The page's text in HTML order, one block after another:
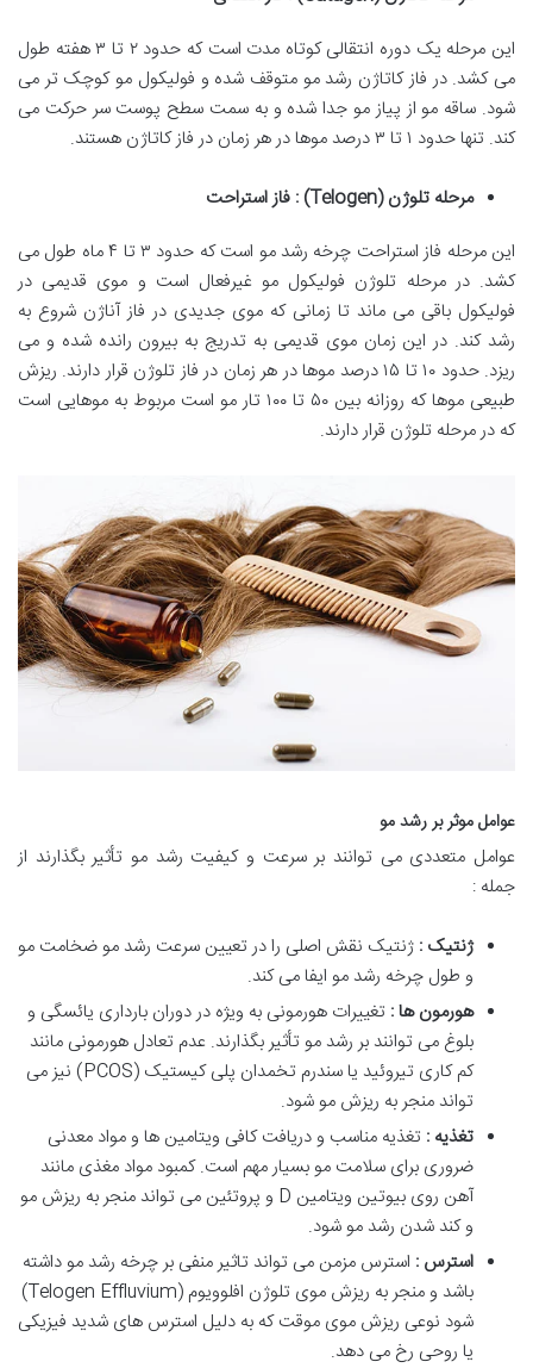
این مرحله یک دوره انتقالی کوتاه مدت است که حدود ۲ تا ۳ هفته طول
می کشد. در فاز کاتاژن رشد مو متوقف شده و فولیکول مو کوچک تر می
شود. ساقه مو از پیاز مو جدا شده و به سمت سطح پوست سر حرکت می
کند. تنها حدود ۱ تا ۳ درصد موها در هر زمان در فاز کاتاژن هستند.
مرحله تلوژن(Telogen)
: فاز استراحت
این مرحله فاز استراحت چرخه رشد مو است که حدود ۳ تا ۴ ماه طول می
کشد. در مرحله تلوژن فولیکول مو غیرفعال است و موی قدیمی در
فولیکول باقی می ماند تا زمانی که موی جدیدی در فاز آناژن شروع به
رشد کند. در این زمان موی قدیمی به تدریج به بیرون رانده شده و می
ریزد. حدود ۱۰ تا ۱۵ درصد موها در هر زمان در فاز تلوژن قرار دارند. ریزش
طبیعی موها که روزانه بین ۵۰ تا ۱۰۰ تار مو است مربوط به موهایی است
که در مرحله تلوژن قرار دارند.
عوامل موثر بر رشد مو
عوامل متعددی می توانند بر سرعت و کیفیت رشد مو تأثیر بگذارند از
جمله :
ژنتیک : ژنتیک نقش اصلی را در تعیین سرعت رشد مو ضخامت مو
و طول چرخه رشد مو ایفا می کند.
هورمون ها : تغییرات هورمونی به ویژه در دوران بارداری یائسگی و
بلوغ می توانند بر رشد مو تأثیر بگذارند. عدم تعادل هورمونی مانند
کم کاری تیروئید یا سندرم تخمدان پلی کیستیک (PCOS) نیز می
تواند منجر به ریزش مو شود.
تغذیه : تغذیه مناسب و دریافت کافی ویتامین ها و مواد معدنی
ضروری برای سلامت مو بسیار مهم است. کمبود مواد مغذی مانند
آهن روی بیوتین ویتامین D و پروتئین می تواند منجر به ریزش مو
و کند شدن رشد مو شود.
استرس : استرس مزمن می تواند تاثیر منفی بر چرخه رشد مو داشته
باشد و منجر به ریزش موی تلوژن افلوویوم (Telogen Effluvium)
شود نوعی ریزش موی موقت که به دلیل استرس های شدید فیزیکی
یا روحی رخ می دهد.